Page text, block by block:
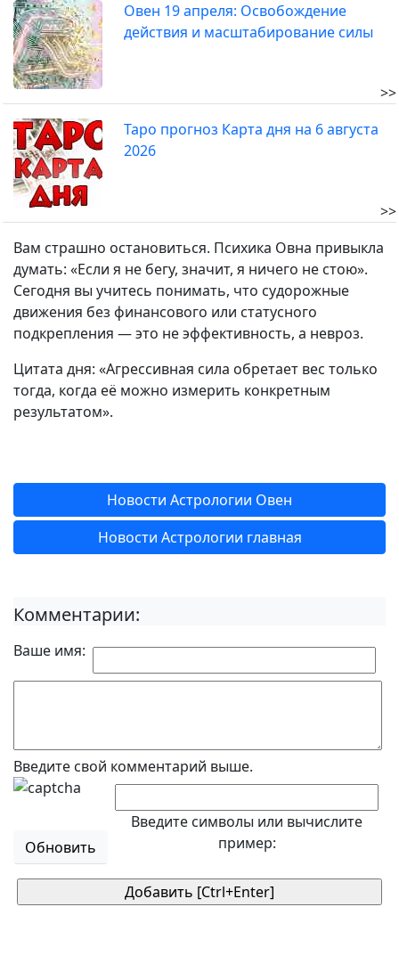
Овен 19 апреля: Освобождение
действия и масштабирование силы
>>
Таро прогноз Карта дня на 6 августа
2026
>>
Вам страшно остановиться. Психика Овна привыкла
думать: «Если я не бегу, значит, я ничего не стою».
Сегодня вы учитесь понимать, что судорожные
движения без финансового или статусного
подкрепления — это не эффективность, а невроз.
Цитата дня: «Агрессивная сила обретает вес только
тогда, когда её можно измерить конкретным
результатом».
Новости Астрологии Овен
Новости Астрологии главная
Комментарии:
Ваше имя:
Введите свой комментарий выше.
Обновить
Введите символы или вычислите
пример: